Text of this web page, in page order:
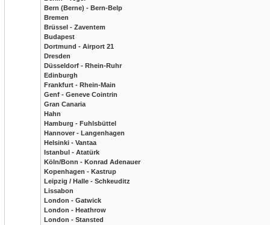
Bern (Berne) - Bern-Belp
Bremen
Brüssel - Zaventem
Budapest
Dortmund - Airport 21
Dresden
Düsseldorf - Rhein-Ruhr
Edinburgh
Frankfurt - Rhein-Main
Genf - Geneve Cointrin
Gran Canaria
Hahn
Hamburg - Fuhlsbüttel
Hannover - Langenhagen
Helsinki - Vantaa
Istanbul - Atatürk
Köln/Bonn - Konrad Adenauer
Kopenhagen - Kastrup
Leipzig / Halle - Schkeuditz
Lissabon
London - Gatwick
London - Heathrow
London - Stansted